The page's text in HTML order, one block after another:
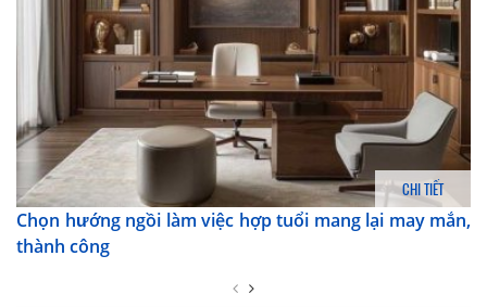
CHI TIẾT
Chọn hướng ngồi làm việc hợp tuổi mang lại may mắn,
thành công